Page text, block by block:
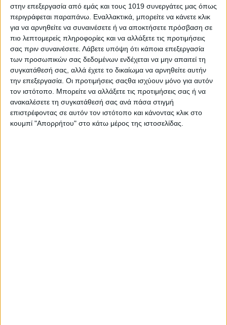
στην επεξεργασία από εμάς και τους 1019 συνεργάτες μας όπως
περιγράφεται παραπάνω. Εναλλακτικά, μπορείτε να κάνετε κλικ
για να αρνηθείτε να συναινέσετε ή να αποκτήσετε πρόσβαση σε
πιο λεπτομερείς πληροφορίες και να αλλάξετε τις προτιμήσεις
σας πριν συναινέσετε. Λάβετε υπόψη ότι κάποια επεξεργασία
των προσωπικών σας δεδομένων ενδέχεται να μην απαιτεί τη
συγκατάθεσή σας, αλλά έχετε το δικαίωμα να αρνηθείτε αυτήν
την επεξεργασία. Οι προτιμήσεις σαςθα ισχύουν μόνο για αυτόν
τον ιστότοπο. Μπορείτε να αλλάξετε τις προτιμήσεις σας ή να
ανακαλέσετε τη συγκατάθεσή σας ανά πάσα στιγμή
επιστρέφοντας σε αυτόν τον ιστότοπο και κάνοντας κλικ στο
κουμπί "Απορρήτου" στο κάτω μέρος της ιστοσελίδας.
Share
Share Post Print